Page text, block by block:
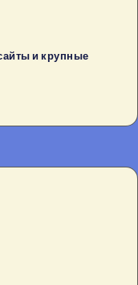
и крупные